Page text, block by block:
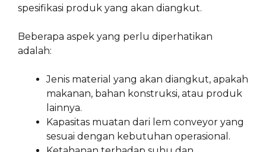
spesifikasi produk yang akan diangkut.
Beberapa aspek yang perlu diperhatikan
adalah:
Jenis material yang akan diangkut, apakah
makanan, bahan konstruksi, atau produk
lainnya.
Kapasitas muatan dari lem conveyor yang
sesuai dengan kebutuhan operasional.